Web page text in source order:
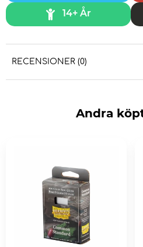
14+ År
RECENSIONER (0)
Andra